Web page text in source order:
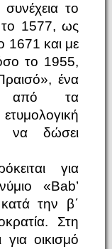
το
1577, ως
1671 και με
το 1955,
ένα
από τα
να δώσει
για
«Bab’
την β΄
Στη
οικισμό